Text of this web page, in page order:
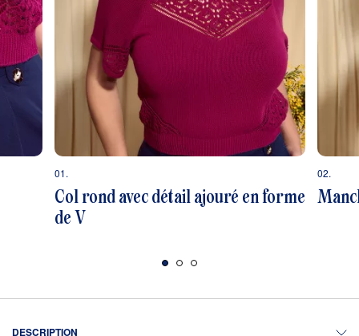
01.
Col rond avec détail ajouré en forme
de V
02.
DESCRIPTION